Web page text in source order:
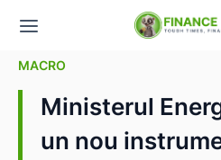
MACRO
Ministerul
un nou